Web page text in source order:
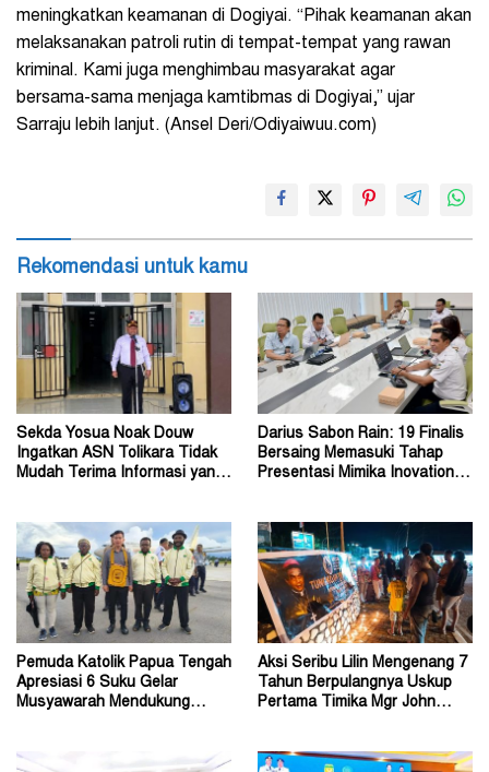
meningkatkan keamanan di Dogiyai. “Pihak keamanan akan
melaksanakan patroli rutin di tempat-tempat yang rawan
kriminal. Kami juga menghimbau masyarakat agar
bersama-sama menjaga kamtibmas di Dogiyai,” ujar
Sarraju lebih lanjut. (Ansel Deri/Odiyaiwuu.com)
Rekomendasi untuk kamu
Sekda Yosua Noak Douw
Ingatkan ASN Tolikara Tidak
Mudah Terima Informasi yang
Darius Sabon Rain: 19 Finalis
Bersaing Memasuki Tahap
Presentasi Mimika Inovation
Pemuda Katolik Papua Tengah
Apresiasi 6 Suku Gelar
Musyawarah Mendukung
Aksi Seribu Lilin Mengenang 7
Tahun Berpulangnya Uskup
Pertama Timika Mgr John